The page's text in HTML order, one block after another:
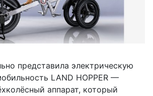
представила электрическую
LAND HOPPER —
аппарат, который